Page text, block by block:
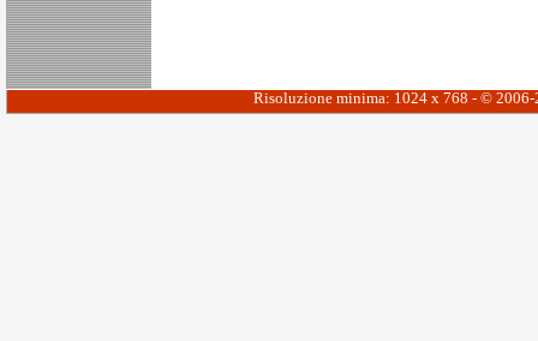
Risoluzione minima: 1024 x 768 - ©